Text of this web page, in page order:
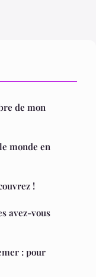
de mon
monde en
!
avez-vous
: pour